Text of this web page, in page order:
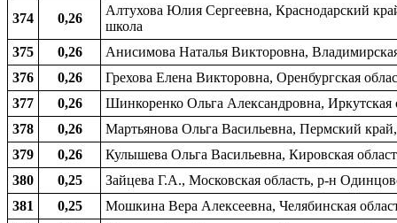
374 0,26
Алтухова Юлия Сергеевна, Краснодарский
школа
375
0,26
Анисимова Наталья Викторовна,
376
0,26
Грехова Елена Викторовна, Оренбургская
377
0,26
Шинкоренко Ольга Александровна, Иркутская
378
0,26
Мартьянова Ольга Васильевна, Пермский
379
0,26
Кулышева Ольга Васильевна, Кировская
380
0,25
Зайцева Г.А., Московская область, р-н
381
0,25
Мошкина Вера Алексеевна, Челябинская